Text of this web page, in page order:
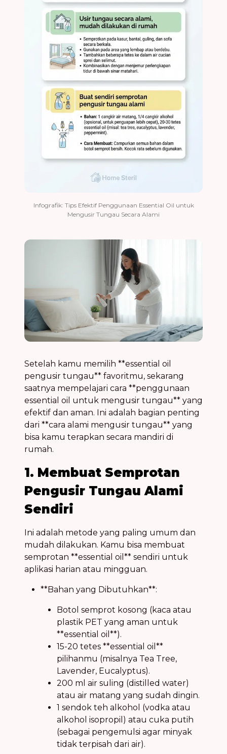
Infografik: Tips Efektif Penggunaan Essential Oil untuk
Mengusir Tungau Secara Alami
Setelah kamu memilih **essential oil
pengusir tungau** favoritmu, sekarang
saatnya mempelajari cara **penggunaan
essential oil untuk mengusir tungau** yang
efektif dan aman. Ini adalah bagian penting
dari **cara alami mengusir tungau** yang
bisa kamu terapkan secara mandiri di
rumah.
1. Membuat Semprotan
Pengusir Tungau Alami
Sendiri
Ini adalah metode yang paling umum dan
mudah dilakukan. Kamu bisa membuat
semprotan **essential oil** sendiri untuk
aplikasi harian atau mingguan.
**Bahan yang Dibutuhkan**:
Botol semprot kosong (kaca atau
plastik PET yang aman untuk
**essential oil**).
15-20 tetes **essential oil**
pilihanmu (misalnya Tea Tree,
Lavender, Eucalyptus).
200 ml air suling (distilled water)
atau air matang yang sudah dingin.
1 sendok teh alkohol (vodka atau
alkohol isopropil) atau cuka putih
(sebagai pengemulsi agar minyak
tidak terpisah dari air).